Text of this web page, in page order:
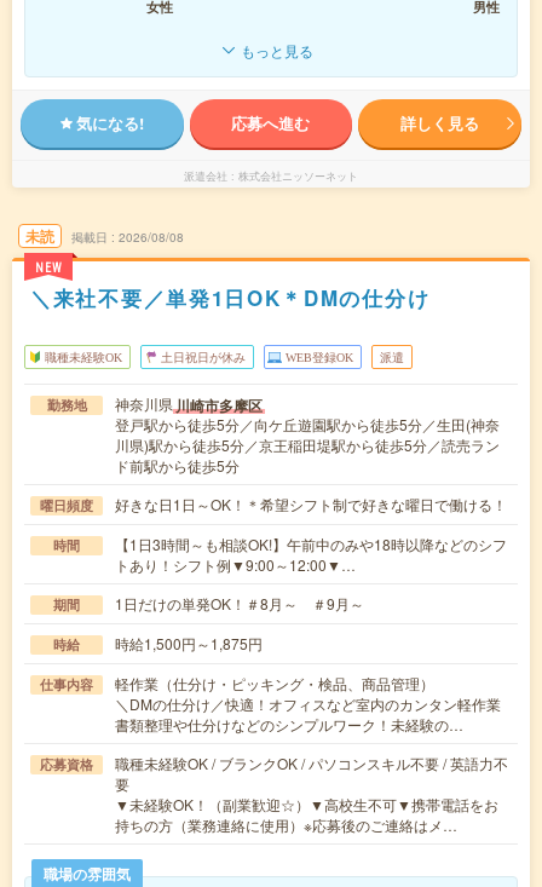
女性
男性
もっと見る
気になる! 応募へ進む 詳しく見る
派遣会社 株式会社ニッソーネット
未読
NEW
掲載日 2026/08/08
＼来社不要／単発1日OK＊DMの仕分け
職種未経験OK 土日祝日が休み WEB登録OK 派遣
勤務地 神奈川県川崎市多摩区
登戸駅から徒歩5分／向ケ丘遊園駅から徒歩5分／生田(神奈
川県)駅から徒歩5分／京王稲田堤駅から徒歩5分／読売ラン
ド前駅から徒歩5分
曜日頻度 好きな日1日～OK！＊希望シフト制で好きな曜日で働ける！
時間
【1日3時間～も相談OK!】午前中のみや18時以降などのシフ
トあり！シフト例▼9:00～12:00▼…
期間 1日だけの単発OK！＃8月～ ＃9月～
時給 時給1,500円～1,875円
仕事内容
軽作業（仕分け・ピッキング・検品、商品管理）
＼DMの仕分け／快適！オフィスなど室内のカンタン軽作業
書類整理や仕分けなどのシンプルワーク！未経験の…
応募資格
職種未経験OK / ブランクOK / パソコンスキル不要 / 英語力不
要
▼未経験OK！（副業歓迎☆）▼高校生不可▼携帯電話をお
持ちの方（業務連絡に使用）※応募後のご連絡はメ…
職場の雰囲気